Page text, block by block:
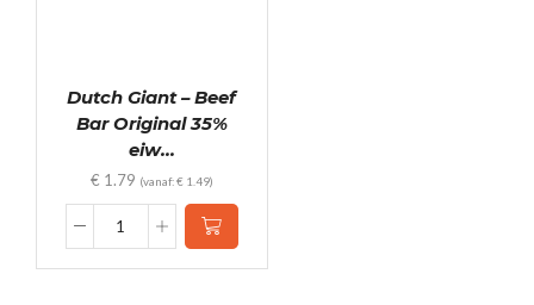
Dutch Giant – Beef
Bar Original 35%
eiw...
€ 1.79 (vanaf:€ 1.49)
Dutch